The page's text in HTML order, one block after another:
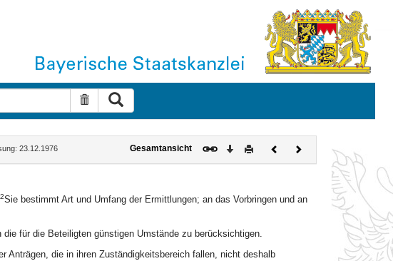
Suche zurücksetzen
23.12.1976 Gesamtansicht Download
DruckenVorherigesNächstes
Dokument
2Sie bestimmt Art und Umfang der Ermittlungen; an das Vorbringen und an
für die Beteiligten günstigen Umstände zu berücksichtigen.
Anträgen, die in ihren Zuständigkeitsbereich fallen, nicht deshalb